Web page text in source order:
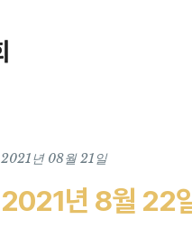
2021년 08월 21일
2021년 8월 22